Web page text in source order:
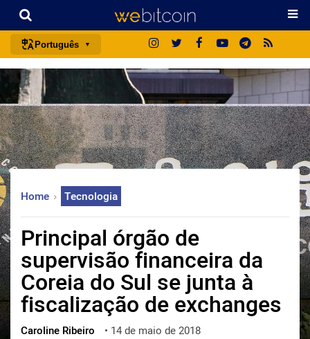
Português
português (BR)
english
español
français
italiano
日本語
русский
한국어
العربية
ไทย
ქართული
Home Tecnologia
Principal órgão de
supervisão financeira da
Coreia do Sul se junta à
fiscalização de exchanges
Caroline Ribeiro • 14 de maio de 2018